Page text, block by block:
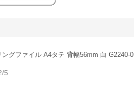
ングファイル A4タテ 背幅56mm 白 G2240-0
5